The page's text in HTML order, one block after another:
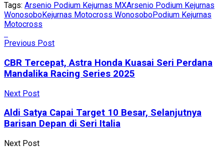
Tags: Arsenio Podium Kejurnas MXArsenio Podium Kejurnas
WonosoboKejurnas Motocross WonosoboPodium Kejurnas
Motocross
Previous Post
CBR Tercepat, Astra Honda Kuasai Seri Perdana
Mandalika Racing Series 2025
Next Post
Aldi Satya Capai Target 10 Besar, Selanjutnya
Barisan Depan di Seri Italia
Next Post